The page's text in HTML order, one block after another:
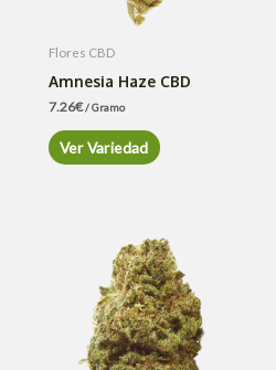
Flores CBD
Amnesia Haze CBD
7.26€/ Gramo
Ver Variedad